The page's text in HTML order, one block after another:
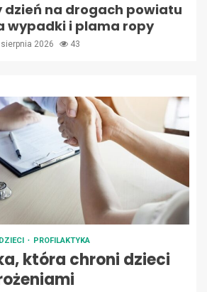
dzień na drogach powiatu
wypadki i plama ropy
sierpnia 2026 43
DZIECI PROFILAKTYKA
która chroni dzieci